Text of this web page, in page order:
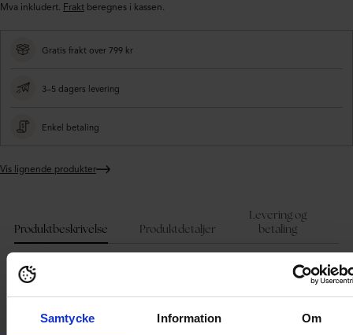
Samtycke Information Om
Mva inkludert. Frakt beregnes i kassen.
Gratis frakt over 799 kr
3–5 dagers levering
Enkel betaling
Vis lignende produkter
handlekurven
Produktbeskrivelse Produktdetaljer
Levering og
betaling
Strikket topp fra Object Collectors Item.
- Mykt, stretchy materiale.
- Rund halsutringning med ribbet kant.
- Avslappet passform.